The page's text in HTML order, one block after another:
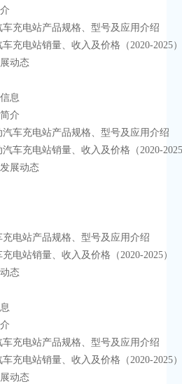
介
动汽车充电站产品规格、型号及应用介绍
电动汽车充电站销量、收入及价格（2020-2025
展动态
信息
简介
电动汽车充电站产品规格、型号及应用介绍
电动汽车充电站销量、收入及价格（2020-
新发展动态
汽车充电站产品规格、型号及应用介绍
汽车充电站销量、收入及价格（2020-2025）
动态
息
介
动汽车充电站产品规格、型号及应用介绍
电动汽车充电站销量、收入及价格（2020-2025
展动态